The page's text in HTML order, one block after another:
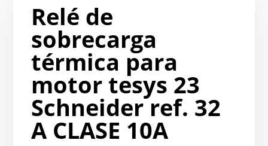
Relé de
sobrecarga
térmica para
motor tesys 23
Schneider ref. 32
A CLASE 10A